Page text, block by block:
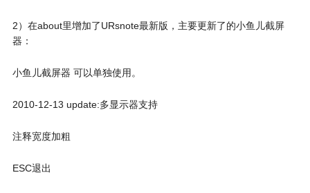
2）在about里增加了URsnote最新版，主要更新了的小鱼儿截屏
器：
小鱼儿截屏器 可以单独使用。
2010-12-13 update:多显示器支持
注释宽度加粗
ESC退出